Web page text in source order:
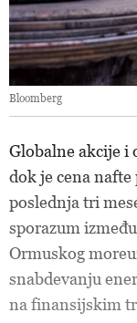
Bloomberg
Globalne akcije i
dok je cena
poslednja tri
sporazum
Ormuskog
snabdevanju
na finansijskim